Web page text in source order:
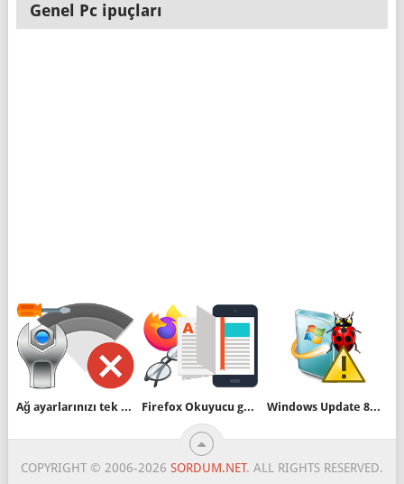
Genel Pc ipuçları
Ağ ayarlarınızı tek bir komutla sıfırlayın Firefox Okuyucu görünümü nedir Windows Update 80244019 hatası
COPYRIGHT © 2006-2026 SORDUM.NET. ALL RIGHTS RESERVED.